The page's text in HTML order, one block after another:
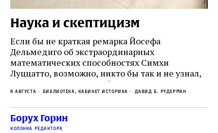
Наука и скептицизм
Если бы не краткая ремарка Йосефа
Дельмедиго об экстраординарных
математических способностях Симхи
Луццатто, возможно, никто бы так и не узнал,
что этот эрудированный и несколько
сварливый венецианский талмудист имел
какое‑то отношение к научной деятельности.
На протяжении почти шестидесяти лет,
вплоть до своей кончины, Луццатто был
6 августа Библиотека, кабинет историка Давид Б. Рудерман
Борух Горин
колонка редактора